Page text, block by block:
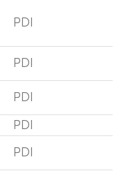
PDI
PDI
PDI
PDI
PDI